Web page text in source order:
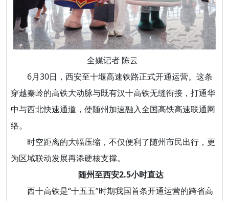
全媒记者 陈云
6月30日，西安至十堰高速铁路正式开通运营。这条
穿越秦岭的高铁大动脉与既有汉十高铁无缝衔接，打通华
中与西北快速通道，使随州加速融入全国高铁高速联通网
络。
时空距离的大幅压缩，不仅便利了随州市民出行，更
为区域联动发展再添硬核支撑。
随州至西安2.5小时直达
西十高铁是“十五五”时期我国首条开通运营的跨省高